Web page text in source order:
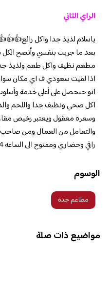
الراي الثاني
ياسلام لذيذ جدا واكل
بعد ما جربت بنفسي وأنصح الكل
مطعم نظيف واكل طعم ولذيذ
اذا لقيت سعودي ف اي مكان
انو حتحصل على أعلى خدمة
اكل صحي ونظيف جدا واللحم
وسعرة معقول ويعتبر رخيص
والتعامل من العمال ومن صاحب
راقي وحضاري ومفتوح الى الساعة 4 فجرا ويستحق الدعم والنشر
الوسوم
مطاعم جدة
مواضيع ذات صلة